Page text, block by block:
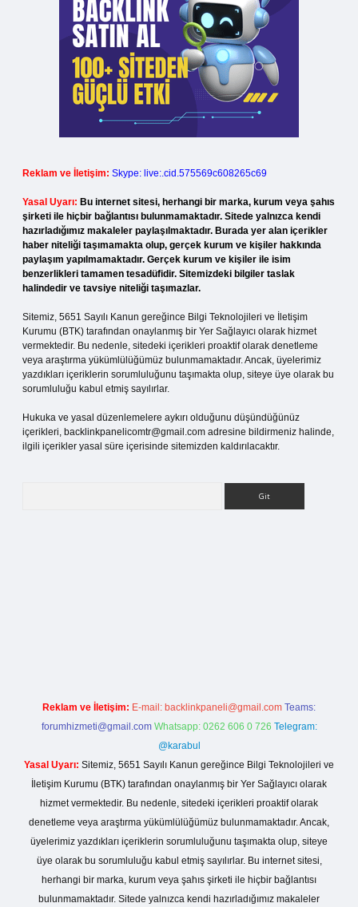
Reklam ve İletişim: Skype: live:.cid.575569c608265c69
Yasal Uyarı: Bu internet sitesi, herhangi bir marka, kurum veya şahıs
şirketi ile hiçbir bağlantısı bulunmamaktadır. Sitede yalnızca kendi
hazırladığımız makaleler paylaşılmaktadır. Burada yer alan içerikler
haber niteliği taşımamakta olup, gerçek kurum ve kişiler hakkında
paylaşım yapılmamaktadır. Gerçek kurum ve kişiler ile isim
benzerlikleri tamamen tesadüfidir. Sitemizdeki bilgiler taslak
halindedir ve tavsiye niteliği taşımazlar.
Sitemiz, 5651 Sayılı Kanun gereğince Bilgi Teknolojileri ve İletişim
Kurumu (BTK) tarafından onaylanmış bir Yer Sağlayıcı olarak hizmet
vermektedir. Bu nedenle, sitedeki içerikleri proaktif olarak denetleme
veya araştırma yükümlülüğümüz bulunmamaktadır. Ancak, üyelerimiz
yazdıkları içeriklerin sorumluluğunu taşımakta olup, siteye üye olarak bu
sorumluluğu kabul etmiş sayılırlar.
Hukuka ve yasal düzenlemelere aykırı olduğunu düşündüğünüz
içerikleri, backlinkpanelicomtr@gmail.com adresine bildirmeniz halinde,
ilgili içerikler yasal süre içerisinde sitemizden kaldırılacaktır.
Reklam ve İletişim: E-mail: backlinkpaneli@gmail.com Teams:
forumhizmeti@gmail.com Whatsapp: 0262 606 0 726 Telegram:
@karabul
Yasal Uyarı: Sitemiz, 5651 Sayılı Kanun gereğince Bilgi Teknolojileri ve
İletişim Kurumu (BTK) tarafından onaylanmış bir Yer Sağlayıcı olarak
hizmet vermektedir. Bu nedenle, sitedeki içerikleri proaktif olarak
denetleme veya araştırma yükümlülüğümüz bulunmamaktadır. Ancak,
üyelerimiz yazdıkları içeriklerin sorumluluğunu taşımakta olup, siteye
üye olarak bu sorumluluğu kabul etmiş sayılırlar. Bu internet sitesi,
herhangi bir marka, kurum veya şahıs şirketi ile hiçbir bağlantısı
bulunmamaktadır. Sitede yalnızca kendi hazırladığımız makaleler